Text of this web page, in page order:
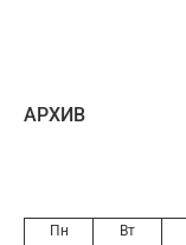
AРХИВ
Пн Вт